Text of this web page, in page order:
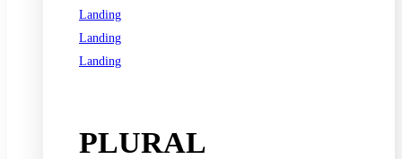
Landing
Landing
Landing
PLURAL